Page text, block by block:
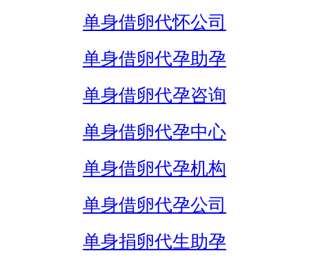
单身借卵代怀公司
单身借卵代孕助孕
单身借卵代孕咨询
单身借卵代孕中心
单身借卵代孕机构
单身借卵代孕公司
单身捐卵代生助孕